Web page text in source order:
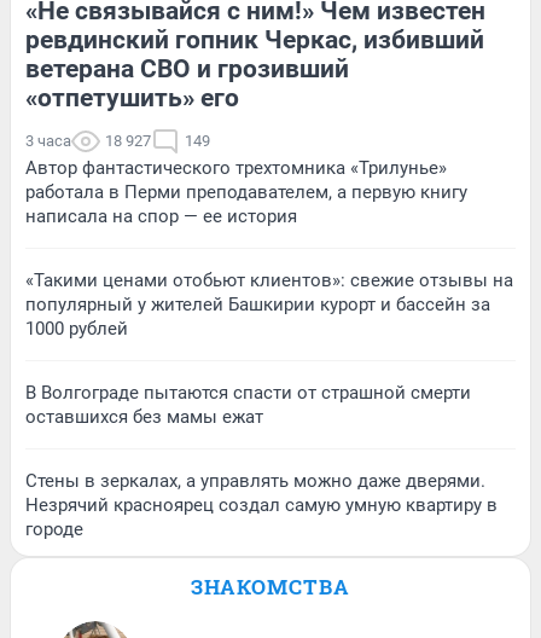
«Не связывайся с ним!» Чем известен
ревдинский гопник Черкас, избивший
ветерана СВО и грозивший
«отпетушить» его
3 часа 18 927 149
Автор фантастического трехтомника «Трилунье»
работала в Перми преподавателем, а первую книгу
написала на спор — ее история
«Такими ценами отобьют клиентов»: свежие отзывы на
популярный у жителей Башкирии курорт и бассейн за
1000 рублей
В Волгограде пытаются спасти от страшной смерти
оставшихся без мамы ежат
Стены в зеркалах, а управлять можно даже дверями.
Незрячий красноярец создал самую умную квартиру в
городе
ЗНАКОМСТВА